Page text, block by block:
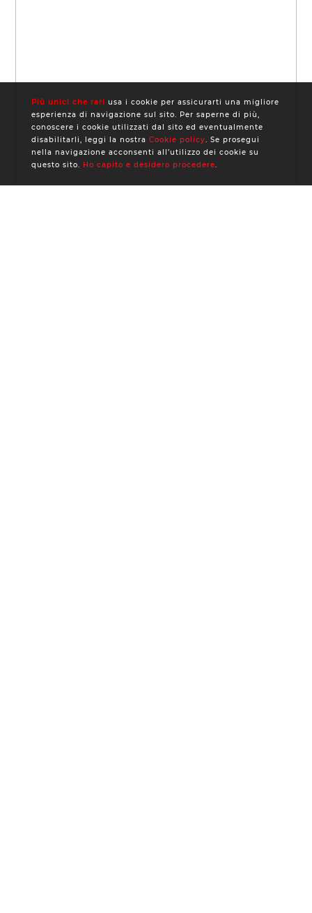
Più unici che rari usa i cookie per assicurarti una migliore
esperienza di navigazione sul sito. Per saperne di più,
conoscere i cookie utilizzati dal sito ed eventualmente
disabilitarli, leggi la nostra Cookie policy. Se prosegui
nella navigazione acconsenti all’utilizzo dei cookie su
questo sito. Ho capito e desidero procedere.